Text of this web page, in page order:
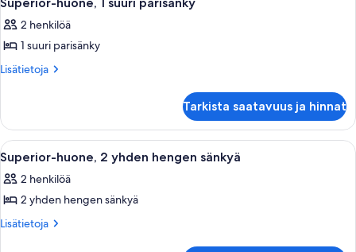
kaikki
huonetyypin
Superior-
huone,
parisänky
kuvat
2 henkilöä
1 suuri parisänky
Lisätietoja
Lisätietoja
1
suuri
parisänky
Tarkista saatavuus ja hinnat
Avaa
kaikki
huonetyypin
Superior-
huone,
Moderni hotellihuone, jossa on suuri
5
Superior-huone, 2 yhden hengen sänkyä
2 henkilöä
2 yhden hengen sänkyä
Lisätietoja
Lisätietoja